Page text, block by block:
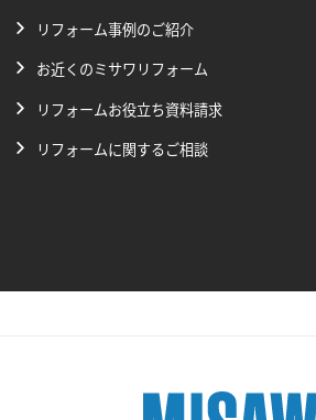
リフォーム事例のご紹介
お近くのミサワリフォーム
リフォームお役立ち資料請求
リフォームに関するご相談